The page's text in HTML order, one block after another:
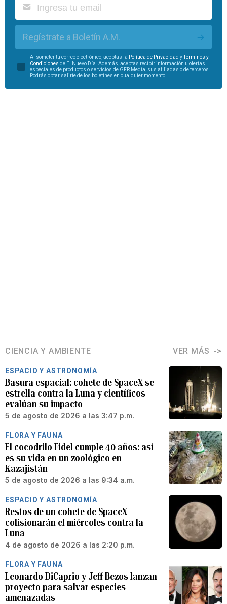
Regístrate a Boletín A.M.
Al someter tu correo electrónico, aceptas la Política de Privacidad yTérminos y
Condiciones de El Nuevo Día. Además, aceptas recibir información u ofertas
especiales de productos o servicios de GFR Media, sus afiliadas o de terceros.
Podrás optar salirte de los boletines en cualquier momento.
CIENCIA Y AMBIENTE VER MÁS
ESPACIO Y ASTRONOMÍA
Basura espacial: cohete de SpaceX se
estrella contra la Luna y científicos
evalúan su impacto
5 de agosto de 2026 a las 3:47 p.m.
FLORA Y FAUNA
El cocodrilo Fidel cumple 40 años: así
es su vida en un zoológico en
Kazajistán
5 de agosto de 2026 a las 9:34 a.m.
ESPACIO Y ASTRONOMÍA
Restos de un cohete de SpaceX
colisionarán el miércoles contra la
Luna
4 de agosto de 2026 a las 2:20 p.m.
FLORA Y FAUNA
Leonardo DiCaprio y Jeff Bezos lanzan
proyecto para salvar especies
amenazadas